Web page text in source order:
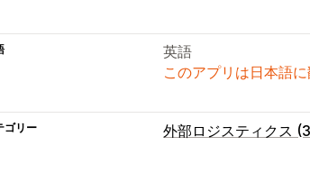
英語
このアプリは日本語
ゴリー 外部ロジスティクス